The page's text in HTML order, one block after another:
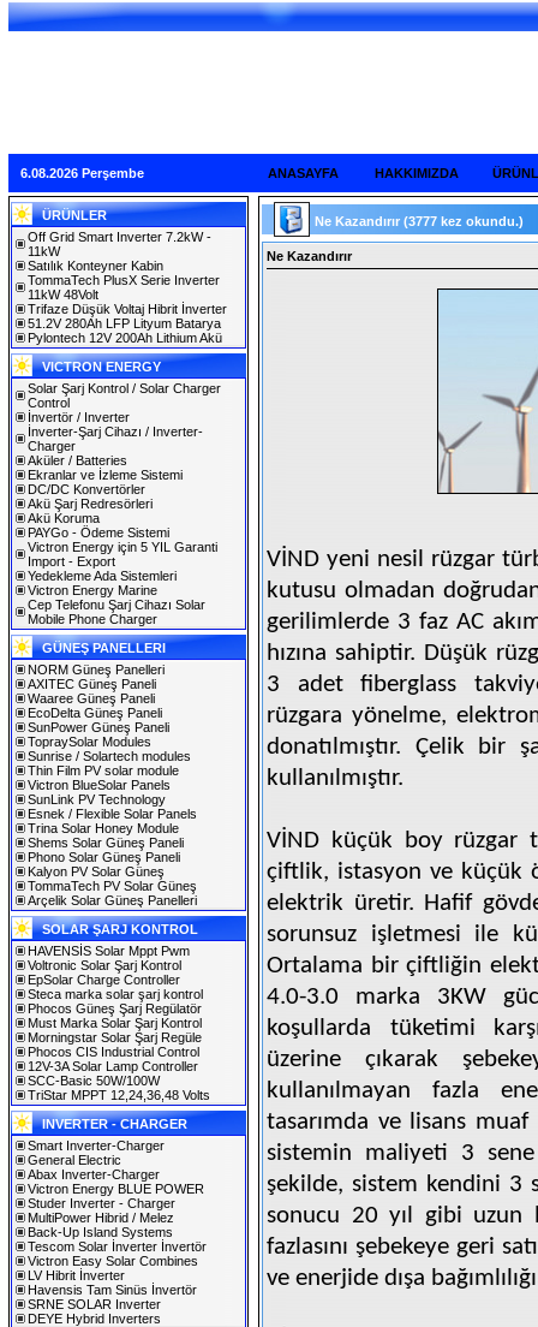
6.08.2026 Perşembe ANASAYFA HAKKIMIZDA
ÜRÜNLER
Off Grid Smart Inverter 7.2kW -
11kW
Satılık Konteyner Kabin
TommaTech PlusX Serie Inverter
11kW 48Volt
Trifaze Düşük Voltaj Hibrit İnverter
51.2V 280Ah LFP Lityum Batarya
Pylontech 12V 200Ah Lithium Akü
VICTRON ENERGY
Solar Şarj Kontrol / Solar Charger
Control
İnvertör / Inverter
İnverter-Şarj Cihazı / Inverter-
Charger
Aküler / Batteries
Ekranlar ve İzleme Sistemi
DC/DC Konvertörler
Akü Şarj Redresörleri
Akü Koruma
PAYGo - Ödeme Sistemi
Victron Energy için 5 YIL Garanti
Import - Export
Yedekleme Ada Sistemleri
Victron Energy Marine
Cep Telefonu Şarj Cihazı Solar
Mobile Phone Charger
GÜNEŞ PANELLERI
NORM Güneş Panelleri
AXITEC Güneş Paneli
Waaree Güneş Paneli
EcoDelta Güneş Paneli
SunPower Güneş Paneli
TopraySolar Modules
Sunrise / Solartech modules
Thin Film PV solar module
Victron BlueSolar Panels
SunLink PV Technology
Esnek / Flexible Solar Panels
Trina Solar Honey Module
Shems Solar Güneş Paneli
Phono Solar Güneş Paneli
Kalyon PV Solar Güneş
TommaTech PV Solar Güneş
Arçelik Solar Güneş Panelleri
SOLAR ŞARJ KONTROL
HAVENSİS Solar Mppt Pwm
Voltronic Solar Şarj Kontrol
EpSolar Charge Controller
Steca marka solar şarj kontrol
Phocos Güneş Şarj Regülatör
Must Marka Solar Şarj Kontrol
Morningstar Solar Şarj Regüle
Phocos CIS Industrial Control
12V-3A Solar Lamp Controller
SCC-Basic 50W/100W
TriStar MPPT 12,24,36,48 Volts
INVERTER - CHARGER
Smart Inverter-Charger
General Electric
Abax Inverter-Charger
Victron Energy BLUE POWER
Studer Inverter - Charger
MultiPower Hibrid / Melez
Back-Up Island Systems
Tescom Solar İnverter İnvertör
Victron Easy Solar Combines
LV Hibrit İnverter
Havensis Tam Sinüs İnvertör
SRNE SOLAR Inverter
DEYE Hybrid Inverters
Ne Kazandırır (3777 kez okundu.)
Ne Kazandırır
VİND yeni nesil rüzgar
kutusu olmadan
gerilimlerde 3 faz AC
hızına sahiptir. Düşük
3 adet fiberglass
rüzgara yönelme,
donatılmıştır. Çelik bir
kullanılmıştır.
VİND küçük boy rüzgar
çiftlik, istasyon ve küçük
elektrik üretir. Hafif
sorunsuz işletmesi ile
Ortalama bir çiftliğin
4.0-3.0 marka 3KW
koşullarda tüketimi
üzerine çıkarak
kullanılmayan fazla
tasarımda ve lisans
sistemin maliyeti 3
şekilde, sistem kendini 3
sonucu 20 yıl gibi
fazlasını şebekeye geri
ve enerjide dışa